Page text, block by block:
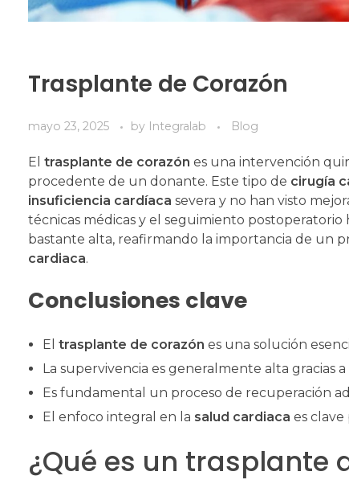
Trasplante de Corazón
mayo 23, 2025 by Integralab Blog
El trasplante de corazón es una intervención
procedente de un donante. Este tipo de cirugía
insuficiencia cardíaca severa y no han visto
técnicas médicas y el seguimiento
bastante alta, reafirmando la importancia de un
cardiaca.
Conclusiones clave
El trasplante de corazón es una solución
La supervivencia es generalmente alta gracias a
Es fundamental un proceso de recuperación
El enfoco integral en la salud cardiaca es
¿Qué es un trasplante